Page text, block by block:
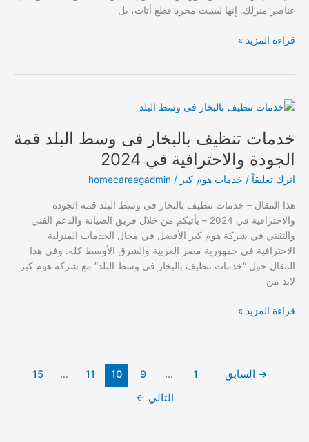
عناصر منزلك. إنها ليست مجرد قطع أثاث، بل
قراءة المزيد »
خدمات تنظيف بالبخار فى وسط البلد قمة
الجودة والاحترافية في 2024
اترك تعليقاً / خدمات هوم كير /
homecareegadmin
هذا المقال – خدمات تنظيف بالبخار فى وسط البلد قمة الجودة
والاحترافية في 2024 – يأتيكم من خلال فريق الصيانة والدعم الفني
والتقني في شركة هوم كير الأفضل في مجال الخدمات المنزلية
الاحترافية في جمهورية مصر العربية والشرق الأوسط كله. وفي هذا
المقال حول “خدمات تنظيف بالبخار في وسط البلد” مع شركة هوم كير
لابد من
خدمات
بالبخار
فى
وسط
البلد
الجودة
والاحترافية
في
2024
قراءة المزيد »
→ السابق 1
…
9
10
11
…
15
التالي ←